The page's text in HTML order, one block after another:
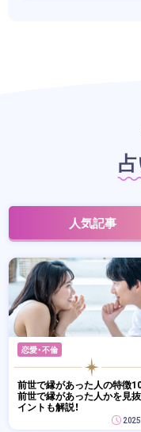
人気記事
恋愛・不倫
前世で縁があった人の特徴
前世で縁があった人かを見
イントも解説！